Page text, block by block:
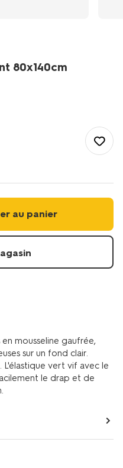
80x140cm
au panier
mousseline gaufrée,
sur un fond clair.
vert vif avec le
le drap et de